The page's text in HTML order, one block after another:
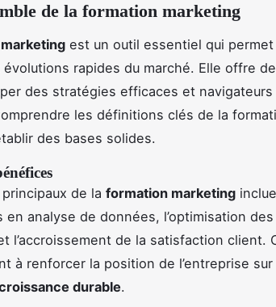
de la formation marketing
est un outil essentiel qui
évolutions rapides du marché. Elle offre
des stratégies efficaces et
les définitions clés de la
des bases solides.
de la formation marketing
en analyse de données, l’optimisation
l’accroissement de la satisfaction client.
à renforcer la position de l’entreprise
durable.